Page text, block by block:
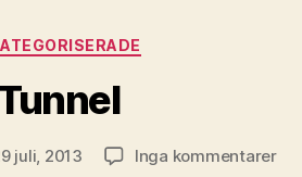
Kategorier
juli, 2013 Inga kommentarertill